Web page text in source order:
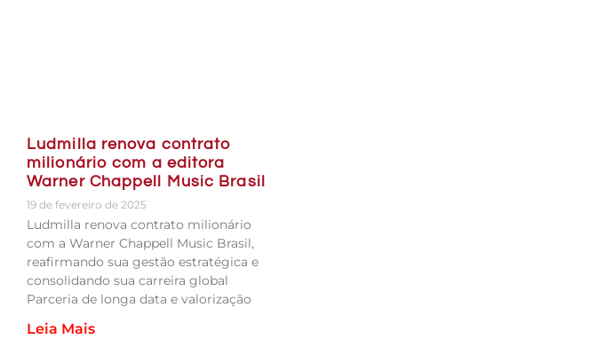
Ludmilla renova contrato
milionário com a editora
Warner Chappell Music Brasil
19 de fevereiro de 2025
Ludmilla renova contrato milionário
com a Warner Chappell Music Brasil,
reafirmando sua gestão estratégica e
consolidando sua carreira global
Parceria de longa data e valorização
Leia Mais